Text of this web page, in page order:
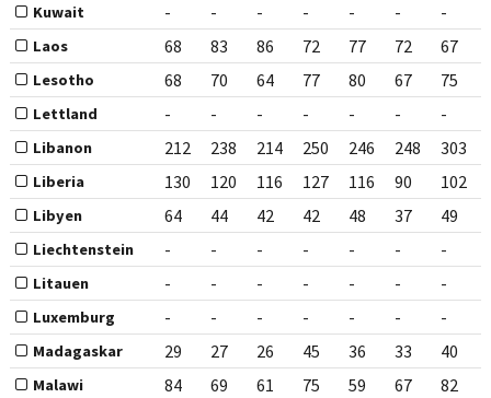
Kuwait - - - - - - -
Laos 68 83 86 72 77 72 67
Lesotho 68 70 64 77 80 67 75
Lettland - - - - - - -
Libanon 212 238 214 250 246 248 303
Liberia 130 120 116 127 116 90 102
Libyen 64 44 42 42 48 37 49
Liechtenstein - - - - - - -
Litauen - - - - - - -
Luxemburg - - - - - - -
Madagaskar 29 27 26 45 36 33 40
Malawi 84 69 61 75 59 67 82